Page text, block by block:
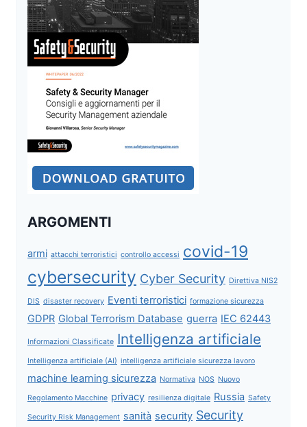
ARGOMENTI
armi attacchi terroristici controllo accessi covid-19
cybersecurity Cyber Security Direttiva NIS2
DIS disaster recovery Eventi terroristici formazione sicurezza
GDPR Global Terrorism Database guerra IEC 62443
Informazioni Classificate Intelligenza artificiale
Intelligenza artificiale (AI) intelligenza artificiale sicurezza lavoro
machine learning sicurezza Normativa NOS Nuovo
Regolamento Macchine privacy resilienza digitale Russia Safety
Security Risk Management sanità security Security